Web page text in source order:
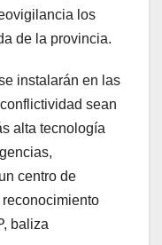
los
de la provincia.
instalarán en las
sean
alta tecnología
centro de
baliza